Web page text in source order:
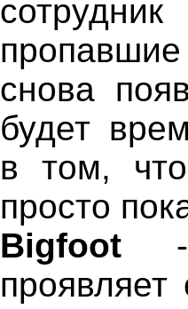
снова
будет
в том,
просто
Bigfoot -
проявляет